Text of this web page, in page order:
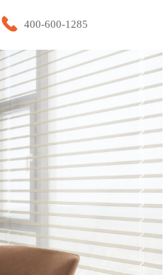
끅 400-600-1285